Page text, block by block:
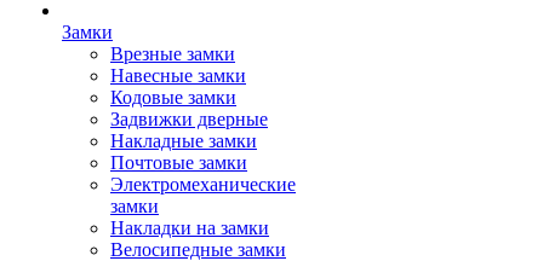
Замки
Врезные замки
Навесные замки
Кодовые замки
Задвижки дверные
Накладные замки
Почтовые замки
Электромеханические
замки
Накладки на замки
Велосипедные замки